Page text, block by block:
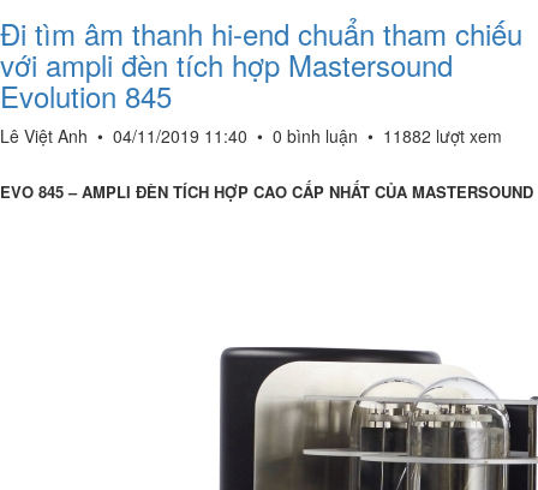
Đi tìm âm thanh hi-end chuẩn tham chiếu
với ampli đèn tích hợp Mastersound
Evolution 845
Lê Việt Anh • 04/11/2019 11:40 • 0 bình luận • 11882 lượt xem
EVO 845 – AMPLI ĐÈN TÍCH HỢP CAO CẤP NHẤT CỦA MASTERSOUND